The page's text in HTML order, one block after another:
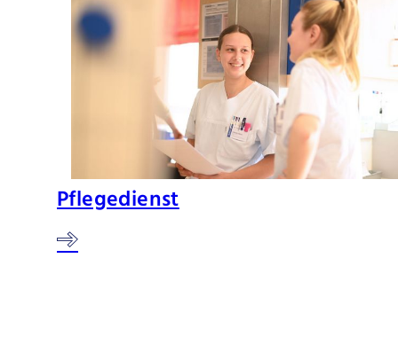
Pflegedienst